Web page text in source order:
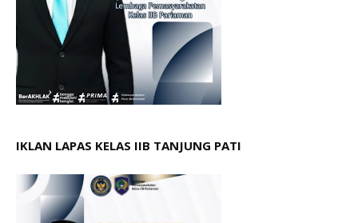
IKLAN LAPAS KELAS IIB TANJUNG PATI